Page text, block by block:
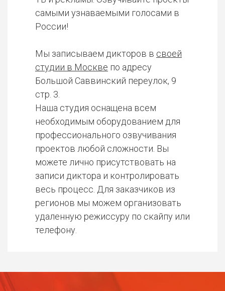
самыми узнаваемыми голосами в
России!
Мы записываем дикторов в своей
студии в Москве по адресу
Большой Саввинский переулок, 9
стр. 3.
Наша студия оснащена всем
необходимым оборудованием для
профессионального озвучивания
проектов любой сложности. Вы
можете лично присутствовать на
записи диктора и контролировать
весь процесс. Для заказчиков из
регионов мы можем организовать
удаленную режиссуру по скайпу или
телефону.